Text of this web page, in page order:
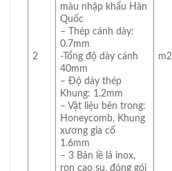
2
màu nhập khẩu Hàn
Quốc
– Thép cánh dày:
0.7mm
-Tổng độ dày cánh
40mm
– Độ dày thép
Khung: 1.2mm
– Vật liệu bên trong:
Honeycomb, Khung
xương gia cố
1.6mm
– 3 Bản lề lá inox,
ron cao su, đóng gói
m2